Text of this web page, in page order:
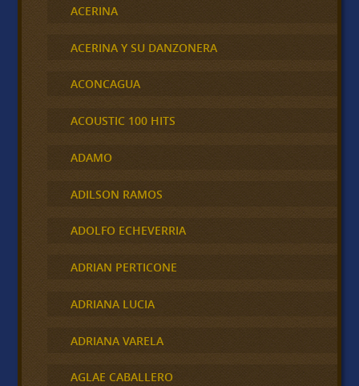
ACERINA
ACERINA Y SU DANZONERA
ACONCAGUA
ACOUSTIC 100 HITS
ADAMO
ADILSON RAMOS
ADOLFO ECHEVERRIA
ADRIAN PERTICONE
ADRIANA LUCIA
ADRIANA VARELA
AGLAE CABALLERO